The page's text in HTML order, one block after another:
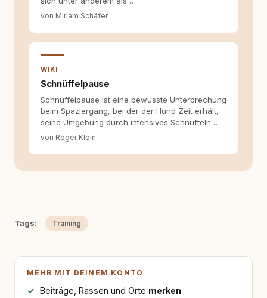
von Miriam Schäfer
WIKI
Schnüffelpause
Schnüffelpause ist eine bewusste Unterbrechung
beim Spaziergang, bei der der Hund Zeit erhält,
seine Umgebung durch intensives Schnüffeln …
von Roger Klein
Tags: Training
MEHR MIT DEINEM KONTO
Beiträge, Rassen und Orte merken